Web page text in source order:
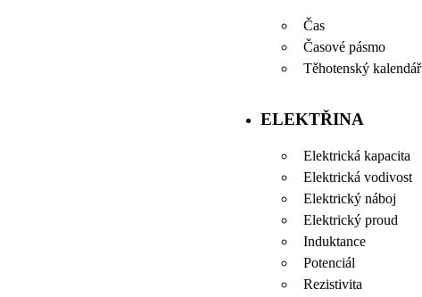
Čas
Časové pásmo
Těhotenský kalendář
ELEKTŘINA
Elektrická kapacita
Elektrická vodivost
Elektrický náboj
Elektrický proud
Induktance
Potenciál
Rezistivita